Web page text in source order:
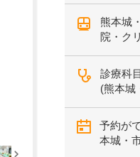
熊本城
院・ク
診療科
(熊本城
予約が
本城・